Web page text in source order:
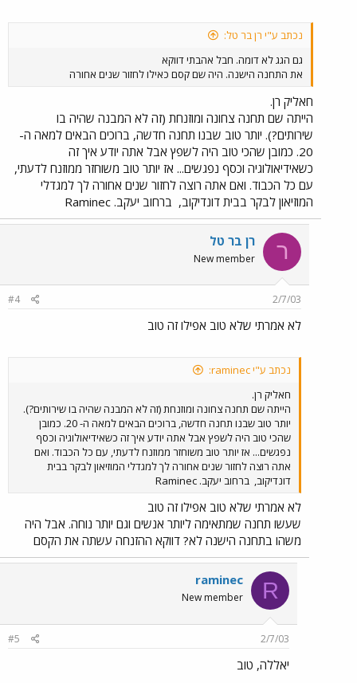
נכתב ע"י רן בר טל:
גם הגג לא דומה. חבל אהבתי דווקא
את התחנה הישנה. היה שם קסם כאילו לחזור שנים אחורה
חאליק רן.
הייתה שם תחנה צחונה ומוזנחת (זה לא המבנה שהיה בו
שירותים?). יותר טוב שבנו תחנה חדשה, ברוכים הבאים למאה ה-
20. כמובן שהכי טוב היה לשפץ אבל אתה יודע איך זה
כשאידיאולוגיה וכסף נפגשים... אז יותר טוב משוחזר ממוזנח לדעתי,
עם כל הכבוד. ואם אתה רוצה לחזור שנים אחורה לך למגדלי
המוזיאון לבקר בבית דונדיקוב, ברחוב יעקב. Raminec
ר רן בר טל
New member
2/7/03
#4
לא אמרתי שלא טוב אפילו זה טוב
נכתב ע"י raminec:
חאליק רן.
הייתה שם תחנה צחונה ומוזנחת (זה לא המבנה שהיה בו שירותים?).
יותר טוב שבנו תחנה חדשה, ברוכים הבאים למאה ה- 20. כמובן
שהכי טוב היה לשפץ אבל אתה יודע איך זה כשאידיאולוגיה וכסף
נפגשים... אז יותר טוב משוחזר ממוזנח לדעתי, עם כל הכבוד. ואם
אתה רוצה לחזור שנים אחורה לך למגדלי המוזיאון לבקר בבית
דונדיקוב,
ברחוב יעקב. Raminec
לא אמרתי שלא טוב אפילו זה טוב
שעשו תחנה שמתאימה ליותר אנשים וגם יותר נוחה. אבל היה
משהו בתחנה הישנה לא? דווקא ההזנחה עשתה את הקסם
R
raminec
New member
2/7/03
#5
יאללה, טוב